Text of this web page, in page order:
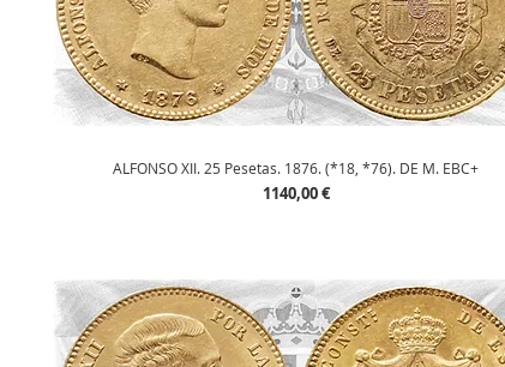
Vista rápida
ALFONSO XII. 25 Pesetas. 1876. (*18, *76). DE M. EBC+
Precio
1140,00 €